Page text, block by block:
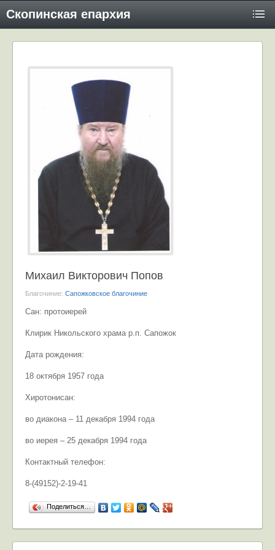
Скопинская епархия
Михаил Викторович Попов
Благочиние: Сапожковское благочиние
Сан: протоиерей
Клирик Никольского храма р.п. Сапожок
Дата рождения:
18 октября 1957 года
Хиротонисан:
во диакона – 11 декабря 1994 года
во иерея – 25 декабря 1994 года
Контактный телефон:
8-(49152)-2-19-41
Поделиться…